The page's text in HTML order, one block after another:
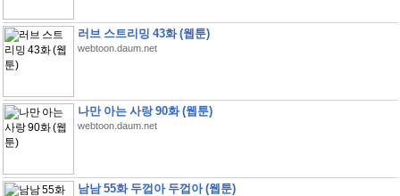
러브 스트리밍 43화 (웹툰)
webtoon.daum.net
나만 아는 사랑 90화 (웹툰)
webtoon.daum.net
남남 55화 두껍아 두껍아 (웹툰)